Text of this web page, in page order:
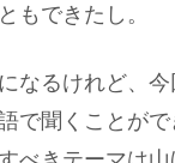
もできたし。
なるけれど、
で聞くことが